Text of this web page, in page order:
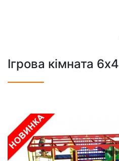
Ігрова кімната 6х4